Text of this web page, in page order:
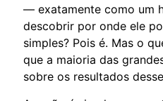
— exatamente como um
descobrir por onde ele
simples? Pois é. Mas o
que a maioria das
sobre os resultados